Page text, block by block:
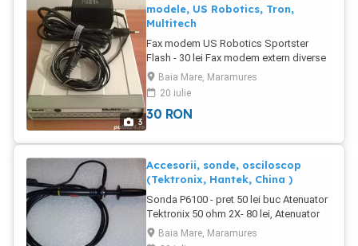
3
modele, US Robotics, Tron,
Multitech
Fax modem US Robotics Sportster
Flash - 30 lei Fax modem extern diverse
modele - 40 lei - Tron DF56.0 56k -
Multitech MT2834 33.6K
Baia Mare, Maramures
20 iulie
30 RON
Accesorii, sonde, osciloscop
(Tektronix, Hantek, China )
Sonda P6100 - pret 50 lei buc Atenuator
Tektronix 50 ohm 2X- 80 lei, Atenuator
Hantek 20:1 HT201 - 80 lei Sonda P2200
200 MHz - pret 100 lei Sonda P4100
Baia Mare, Maramures